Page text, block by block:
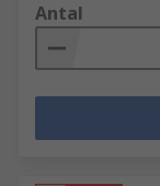
Antal